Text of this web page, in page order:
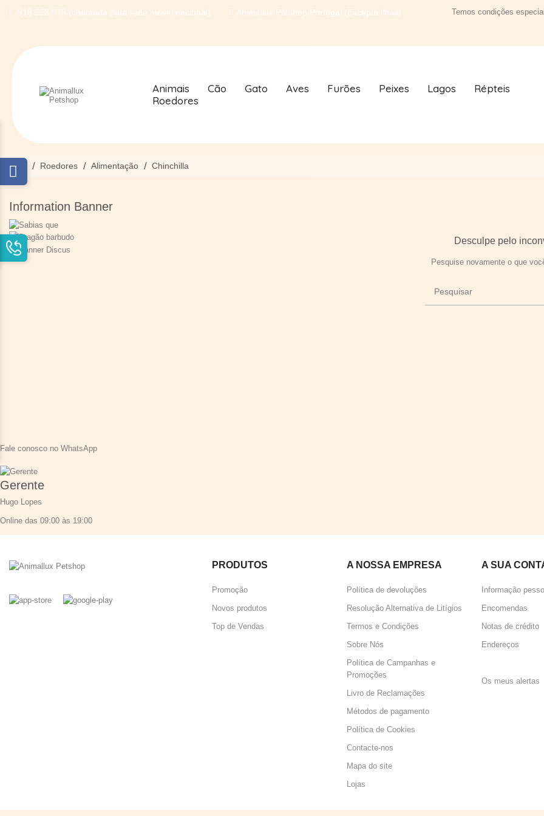
918 553 975 (chamada para rede móvel nacional) Animallux Petshop Portugal (Excepto ilhas) Temos condições
Animais Cão Gato Aves Furões Peixes Lagos
Répteis
Roedores
Início Roedores Alimentação Chinchilla
Information Banner
Desculpe pelo
Pesquise novamente o que
Fale conosco no WhatsApp
Gerente
Hugo Lopes
Online das 09:00 às 19:00
PRODUTOS
Promoção
Novos produtos
Top de Vendas
A NOSSA EMPRESA
Política de devoluções
Resolução Alternativa de Litígios
Termos e Condições
Sobre Nós
Política de Campanhas e
Promoções
Livro de Reclamações
Métodos de pagamento
Política de Cookies
Contacte-nos
Mapa do site
Lojas
A SUA
Informação
Encomendas
Notas de crédito
Endereços
Os meus alertas